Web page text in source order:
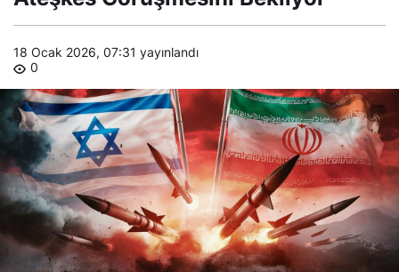
18 Ocak 2026, 07:31
yayınlandı
0